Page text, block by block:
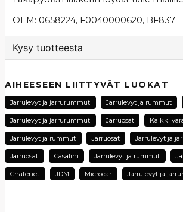
OEM: 0658224, F0040000620, BF837
Kysy tuotteesta
Kysy meiltä tästä tuotteesta...
name
Nimi
AIHEESEEN LIITTYVÄT LUOKAT
Jarrulevyt ja jarrurummut Jarrulevyt ja rummut
Jarrulevyt ja jarrurummut Jarruosat Kaikki
Jarrulevyt ja rummut Jarruosat Jarrulevyt ja
Jarruosat Casalini Jarrulevyt ja rummut
Chatenet JDM Microcar Jarrulevyt ja